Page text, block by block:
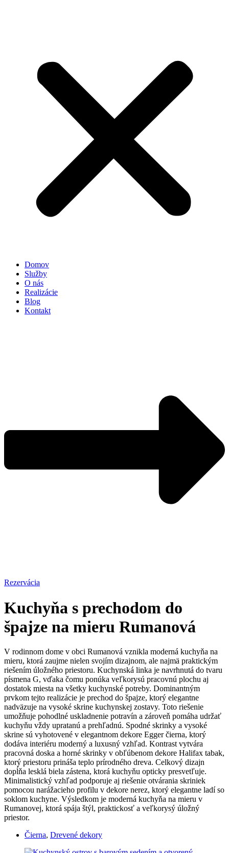
Domov
Služby
O nás
Realizácie
Blog
Kontakt
Rezervácia
Kuchyňa s prechodom do
špajze na mieru Rumanová
V rodinnom dome v obci Rumanová vznikla moderná kuchyňa na
mieru, ktorá zaujme nielen svojím dizajnom, ale najmä praktickým
riešením úložného priestoru. Kuchynská linka je navrhnutá do tvaru
písmena G, vďaka čomu ponúka veľkorysú pracovnú plochu aj
dostatok miesta na všetky kuchynské potreby. Dominantným
prvkom tejto realizácie je prechod do špajze, ktorý elegantne
nadväzuje na vysoké skrine kuchynskej zostavy. Toto riešenie
umožňuje pohodlné uskladnenie potravín a zároveň pomáha udržať
kuchyňu vždy upratanú a prehľadnú. Spodné skrinky a vysoké
skrine sú vyhotovené v elegantnom dekore Egger čierna, ktorý
dodáva interiéru moderný a luxusný vzhľad. Kontrast vytvára
pracovná doska a horné skrinky v obľúbenom dekore Halifax tabak,
ktorý priestoru prináša teplo prírodného dreva. Celkový dizajn
dopĺňa lesklá biela zástena, ktorá kuchyňu opticky presvetľuje.
Minimalistický vzhľad podporuje aj riešenie otvárania skriniek
pomocou narážacieho profilu v dekore nerez, ktorý elegantne ladí so
soklom kuchyne. Výsledkom je moderná kuchyňa na mieru v
Rumanovej, ktorá spája štýl, praktickosť a veľkorysý úložný
priestor.
Čierna, Drevené dekory